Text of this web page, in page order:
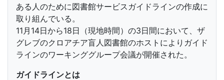
ある人のために図書館サービスガイドラインの作成に
取り組んでいる。
11月14日から18日（現地時間）の3日間において、ザ
グレブのクロアチア盲人図書館のホストによりガイド
ラインのワーキンググループ会議が開催された。
ガイドラインとは